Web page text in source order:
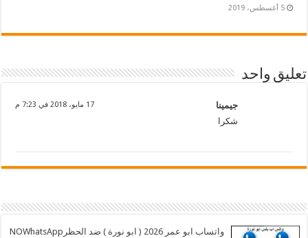
5 أغسطس، 2019
تعليق واحد
جيمينا 17 مايو، 2018 في 7:23 م
شكرا
واتساب ابو عمر 2026 ( ابو نورة ) ضد الحظرNOWhatsApp